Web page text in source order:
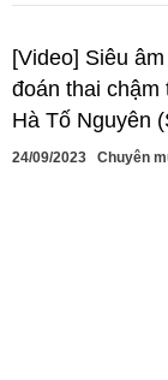
[Video] Siêu
đoán thai
Hà Tố Nguyên
24/09/2023 Chuyên